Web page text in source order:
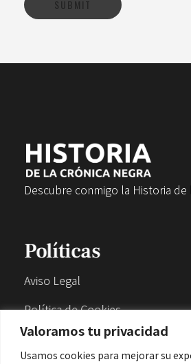
Valoramos tu privacidad
Usamos cookies para mejorar su
Descubre conmigo la Historia de
Políticas
Aviso Legal
Política de Cookies
Política de Privacidad